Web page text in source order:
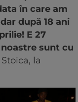
în care am
după 18 ani
E 27
sunt cu
la